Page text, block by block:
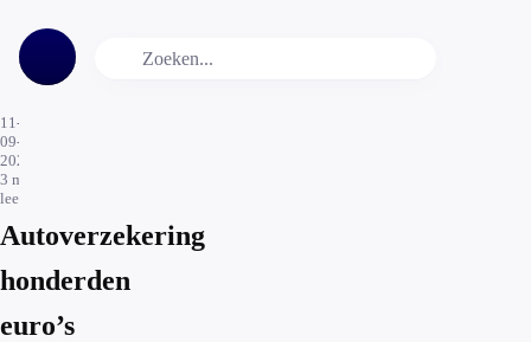
11-
09-
2020
3 min.
leestijd
Autoverzekering
honderden
euro’s